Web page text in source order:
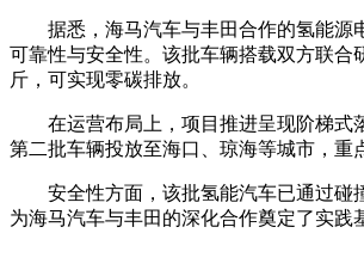
据悉，海马汽车与丰田合作的氢能源电
可靠性与安全性。该批车辆搭载双方联合
斤，可实现零碳排放。
在运营布局上，项目推进呈现阶梯式落
第二批车辆投放至海口、琼海等城市，重
安全性方面，该批氢能汽车已通过碰撞
为海马汽车与丰田的深化合作奠定了实践